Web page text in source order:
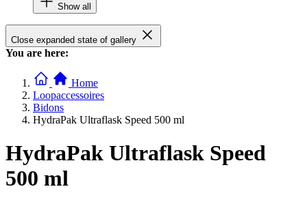
Show all
Close expanded state of gallery
You are here:
Home
Loopaccessoires
Bidons
HydraPak Ultraflask Speed 500 ml
HydraPak Ultraflask Speed
500 ml